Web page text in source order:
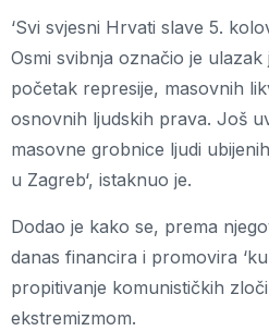
‘Svi svjesni Hrvati slave 5.
Osmi svibnja označio je
početak represije, masovnih
osnovnih ljudskih prava. Još
masovne grobnice ljudi
u Zagreb‘, istaknuo je.
Dodao je kako se, prema
danas financira i promovira
propitivanje komunističkih
ekstremizmom.